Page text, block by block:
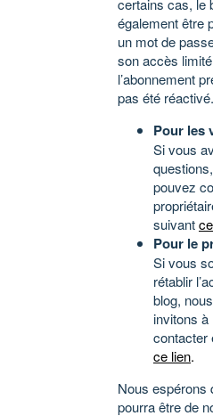
certains cas, le
également être
un mot de
son accès
l’abonnement
pas été réactivé.
Pour les
Si vous
pouvez
suivant
Pour le
Si vous
rétablir
blog,
invitons à
contacter
ce lien.
Nous espérons
pourra être de